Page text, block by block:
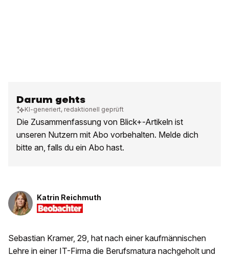
Darum gehts
KI-generiert, redaktionell geprüft
Die Zusammenfassung von Blick+-Artikeln ist
unseren Nutzern mit Abo vorbehalten. Melde dich
bitte an, falls du ein Abo hast.
Katrin Reichmuth
Sebastian Kramer, 29, hat nach einer kaufmännischen
Lehre in einer IT-Firma die Berufsmatura nachgeholt und